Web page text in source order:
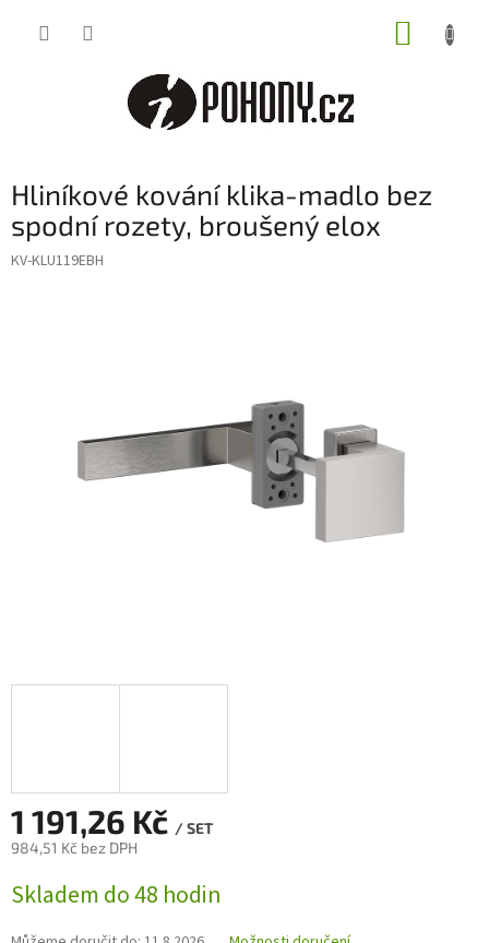
Hliníkové kování klika-madlo bez
spodní rozety, broušený elox
KV-KLU119EBH
1 191,26 Kč / SET
984,51 Kč bez DPH
cena:
Skladem do 48 hodin